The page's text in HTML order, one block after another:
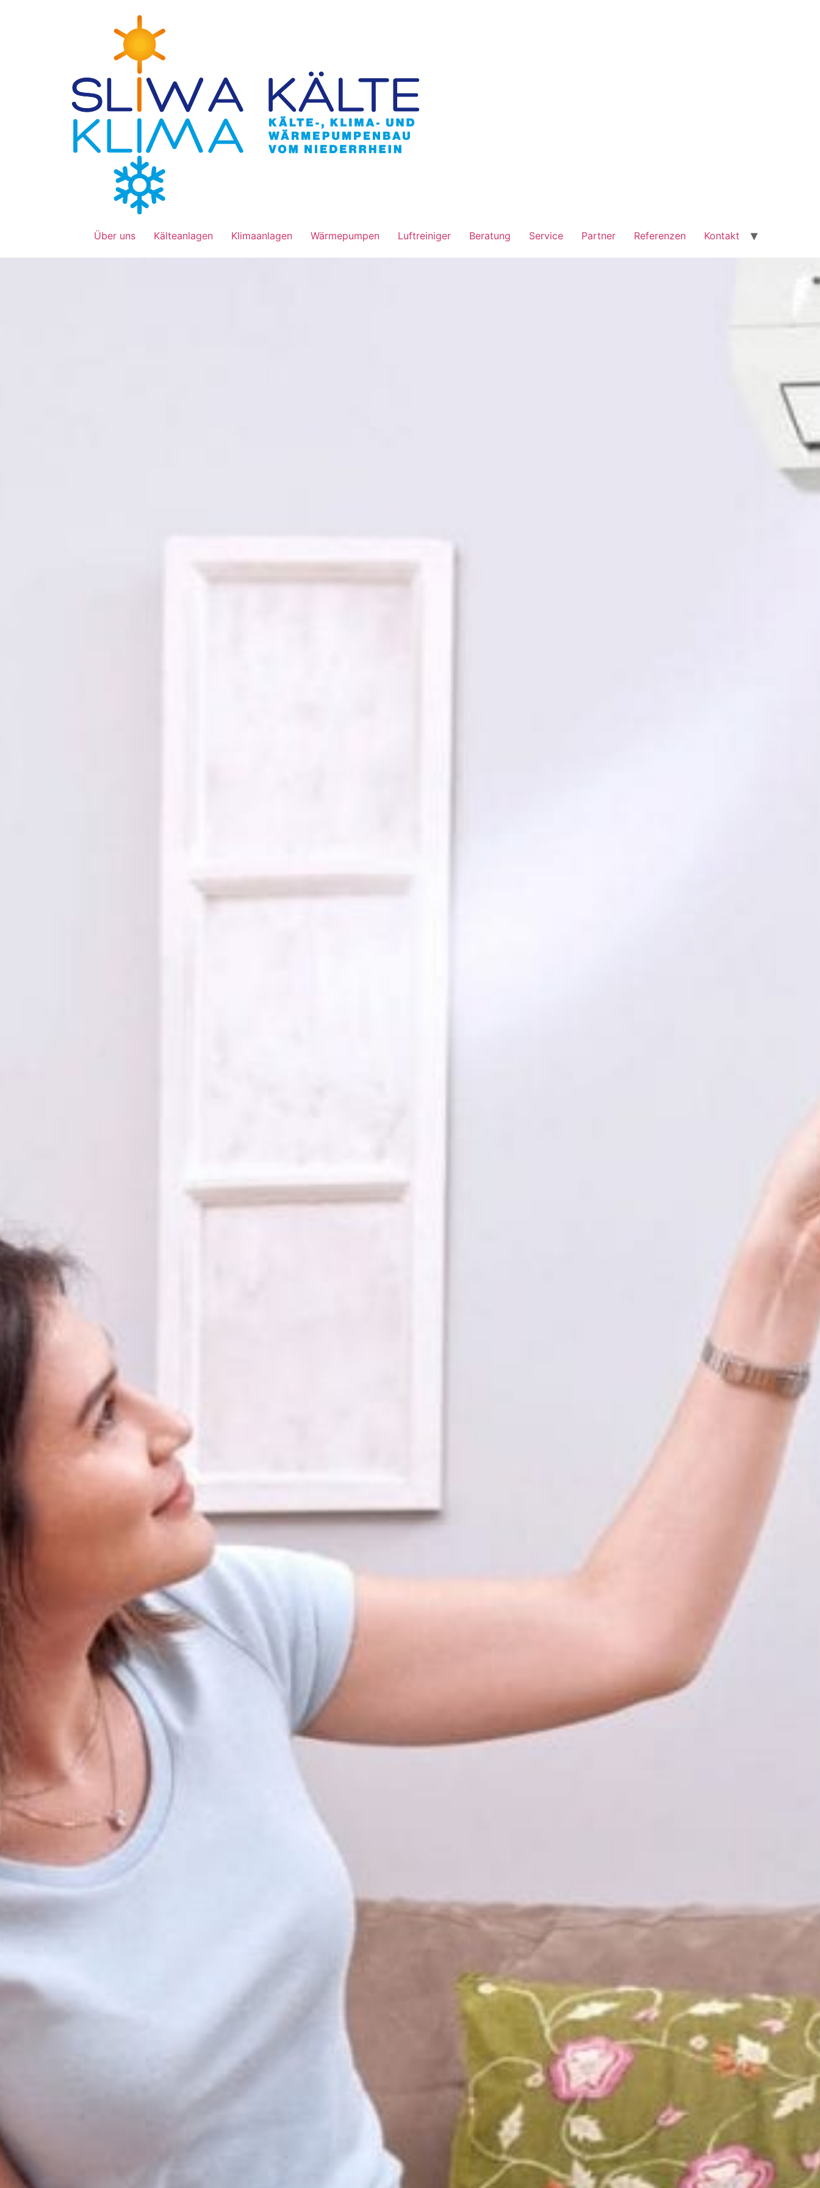
Über uns Kälteanlagen Klimaanlagen Wärmepumpen Luftreiniger Beratung Service Partner Referenzen Kontakt